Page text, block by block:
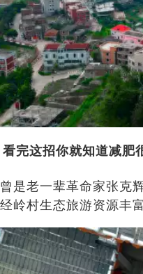
完这招你就知道减肥
是老一辈革命家张克
岭村生态旅游资源丰